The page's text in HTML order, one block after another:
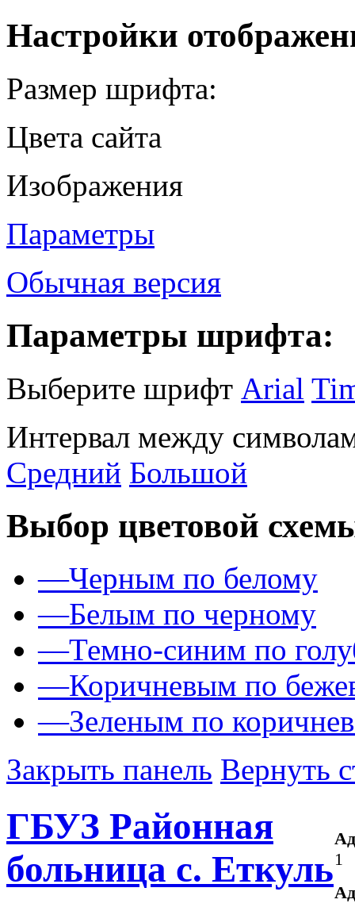
Настройки
Размер шрифта:
Цвета сайта
Изображения
Параметры
Обычная версия
Параметры шрифта:
Выберите шрифт Arial
Интервал между
Средний Большой
Выбор цветовой
—Черным по белому
—Белым по черному
—Темно-синим по
—Коричневым по
—Зеленым по
Закрыть панель Вернуть
1
ГБУЗ Районная
больница с. Еткуль